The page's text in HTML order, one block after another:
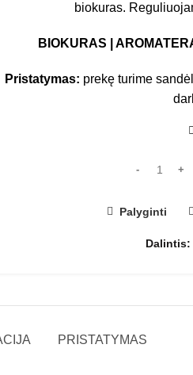
biokuras.
BIOKURAS
Pristatymas: prekę turime
Palyginti
Dalintis
PRISTATYMAS